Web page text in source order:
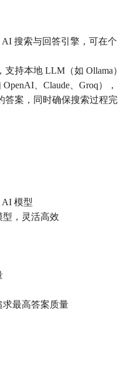
AI 搜索与回答引擎，可在个
持本地 LLM（如 Ollama）
、Claude、Groq），
答案，同时确保搜索过程完
模型
，灵活高效
最高答案质量